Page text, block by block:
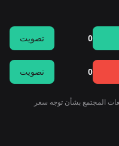
0 تصويت
0 تصويت
وتعكس توقعات المجتمع بشأن توجه سعر